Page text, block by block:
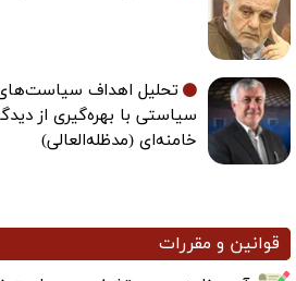
تحلیل اهداف
سیاستی با بهره‌گیری از
خامنه‌ای (مدظله‌العالی)
قوانین و مقررات